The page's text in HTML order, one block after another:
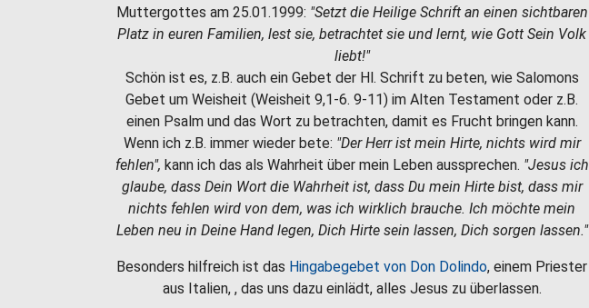
Muttergottes am 25.01.1999: "Setzt die Heilige Schrift an einen sichtbaren
Platz in euren Familien, lest sie, betrachtet sie und lernt, wie Gott Sein Volk
liebt!"
Schön ist es, z.B. auch ein Gebet der Hl. Schrift zu beten, wie Salomons
Gebet um Weisheit (Weisheit 9,1-6. 9-11) im Alten Testament oder z.B.
einen Psalm und das Wort zu betrachten, damit es Frucht bringen kann.
Wenn ich z.B. immer wieder bete: "Der Herr ist mein Hirte, nichts wird mir
fehlen", kann ich das als Wahrheit über mein Leben aussprechen. "Jesus ich
glaube, dass Dein Wort die Wahrheit ist, dass Du mein Hirte bist, dass mir
nichts fehlen wird von dem, was ich wirklich brauche. Ich möchte mein
Leben neu in Deine Hand legen, Dich Hirte sein lassen, Dich sorgen lassen."
Besonders hilfreich ist das Hingabegebet von Don Dolindo, einem Priester
aus Italien, , das uns dazu einlädt, alles Jesus zu überlassen.